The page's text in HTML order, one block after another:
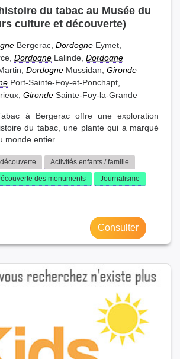
du tabac au Musée du
culture et découverte)
Bergerac, Dordogne Eymet,
Dordogne Lalinde, Dordogne
Dordogne Mussidan, Gironde
Port-Sainte-Foy-et-Ponchapt,
Gironde Sainte-Foy-la-Grande
à Bergerac offre une exploration
du tabac, une plante qui a marqué
monde entier....
Activités enfants / famille
des monuments
Journalisme
Consulter